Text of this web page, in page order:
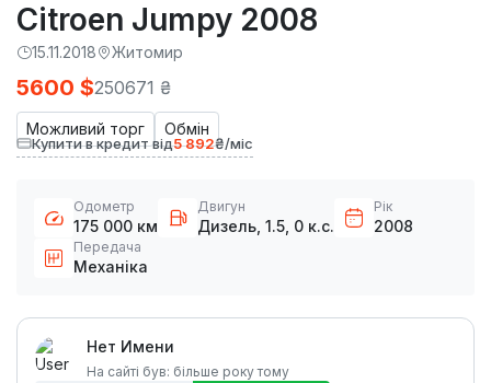
Citroen Jumpy 2008
15.11.2018 Житомир
Можливий торг Обмін
5600 $250671 ₴
Купити в кредит від5 892₴/міс
Одометр
175 000 км
Двигун
Дизель, 1.5, 0 к.с.
Рік
2008
Передача
Механіка
Нет Имени
На сайті був: більше року тому